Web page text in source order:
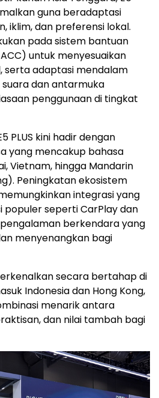
guna beradaptasi
iklim, dan preferensi lokal.
pada sistem bantuan
untuk menyesuaikan
serta adaptasi mendalam
dan antarmuka
penggunaan di tingkat
PLUS kini hadir dengan
yang mencakup bahasa
Vietnam, hingga Mandarin
Peningkatan ekosistem
integrasi yang
populer seperti CarPlay dan
berkendara yang
menyenangkan bagi
secara bertahap di
Indonesia dan Hong Kong,
menarik antara
dan nilai tambah bagi